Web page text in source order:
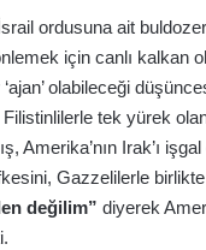
ordusuna ait
için canlı kalkan
olabileceği
Filistinlilerle tek yürek
Amerika’nın Irak’ı
Gazzelilerle birlikte
değilim” diyerek